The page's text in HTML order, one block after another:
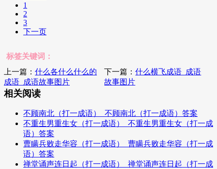
1
2
3
下一页
标签关键词：
上一篇： 什么各什么什么的
成语_成语故事图片
下一篇：什么横飞成语_成语
故事图片
相关阅读
不顾南北（打一成语）_不顾南北（打一成语）答案
不重生男重生女（打一成语）_不重生男重生女（打一成
语）答案
曹瞒兵败走华容（打一成语）_曹瞒兵败走华容（打一成
语）答案
禅堂诵声连日起（打一成语）_禅堂诵声连日起（打一成